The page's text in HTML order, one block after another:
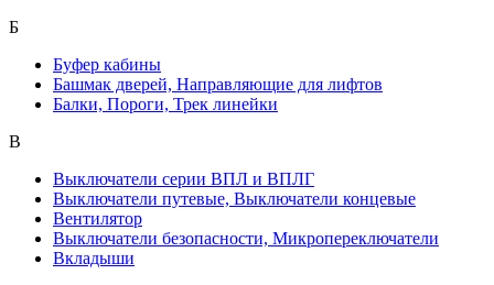
Б
Буфер кабины
Башмак дверей, Направляющие для лифтов
Балки, Пороги, Трек линейки
В
Выключатели серии ВПЛ и ВПЛГ
Выключатели путевые, Выключатели концевые
Вентилятор
Выключатели безопасности, Микропереключатели
Вкладыши